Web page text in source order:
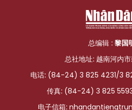
文化
体育
国际
旅游
总编辑 : 黎国
总社地址: 越南河内
电话: (84-24) 3 825 4231/3
传真: (84-24) 3 825
电子信箱: